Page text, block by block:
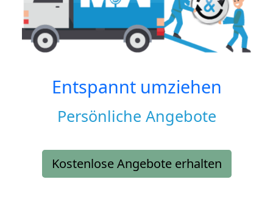
Entspannt umziehen
Persönliche Angebote
Kostenlose Angebote erhalten